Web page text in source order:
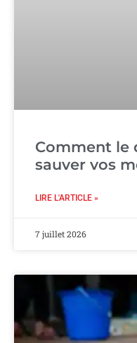
Comment le
sauver vos
LIRE L'ARTICLE »
7 juillet 2026